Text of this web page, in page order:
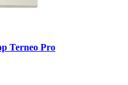
Terneo Pro